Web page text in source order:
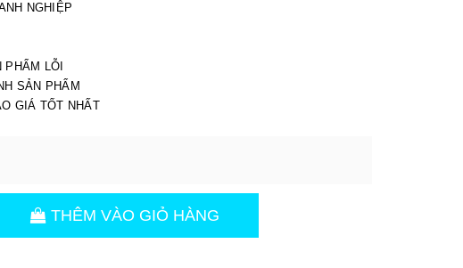
NGHIỆP
LỖI
SẢN PHẨM
GIÁ TỐT NHẤT
THÊM VÀO GIỎ HÀNG